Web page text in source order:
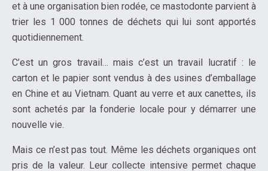
et à une organisation bien rodée, ce mastodonte parvient à
trier les 1 000 tonnes de déchets qui lui sont apportés
quotidiennement.
C’est un gros travail… mais c’est un travail lucratif : le
carton et le papier sont vendus à des usines d’emballage
en Chine et au Vietnam. Quant au verre et aux canettes, ils
sont achetés par la fonderie locale pour y démarrer une
nouvelle vie.
Mais ce n’est pas tout. Même les déchets organiques ont
pris de la valeur. Leur collecte intensive permet chaque